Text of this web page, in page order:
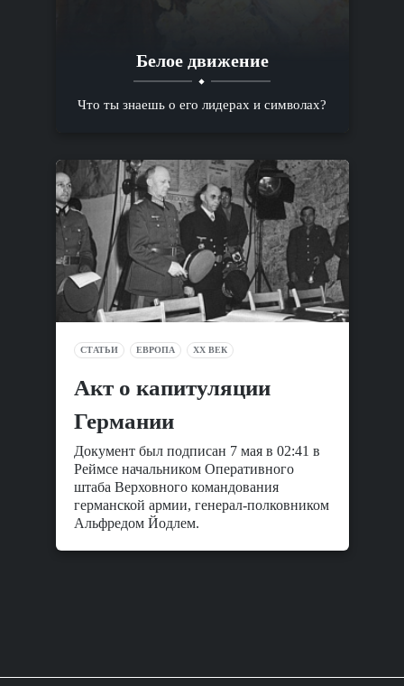
Белое движение
Что ты знаешь о его лидерах и символах?
СТАТЬИ ЕВРОПА XX ВЕК
Акт о капитуляции
Германии
Документ был подписан 7 мая в 02:41 в
Реймсе начальником Оперативного
штаба Верховного командования
германской армии, генерал-полковником
Альфредом Йодлем.